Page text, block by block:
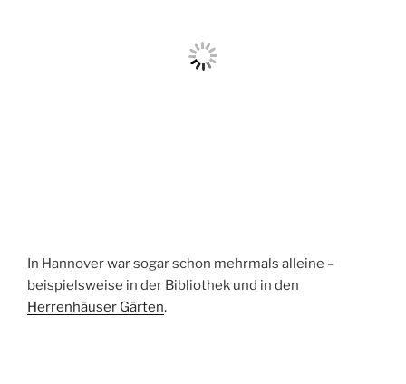
In Hannover war sogar schon mehrmals alleine –
beispielsweise in der Bibliothek und in den
Herrenhäuser Gärten.